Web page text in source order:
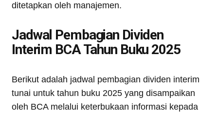
ditetapkan oleh manajemen.
Jadwal Pembagian Dividen
Interim BCA Tahun Buku 2025
Berikut adalah jadwal pembagian dividen interim
tunai untuk tahun buku 2025 yang disampaikan
oleh BCA melalui keterbukaan informasi kepada